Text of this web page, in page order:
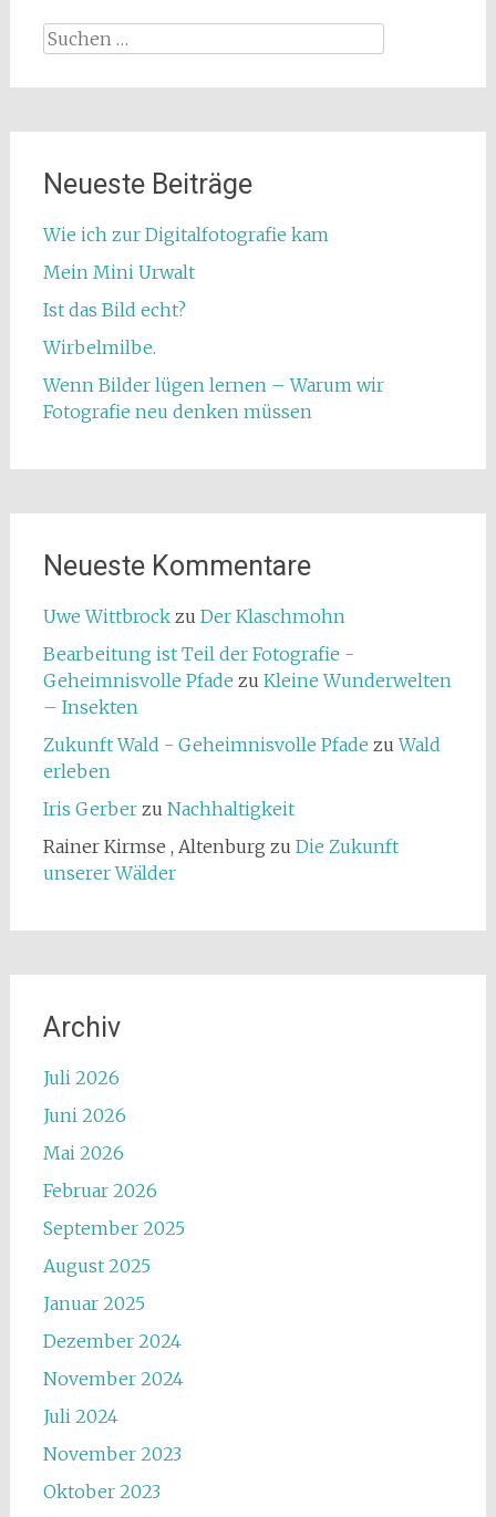
Suchen
Neueste Beiträge
Wie ich zur Digitalfotografie kam
Mein Mini Urwalt
Ist das Bild echt?
Wirbelmilbe.
Wenn Bilder lügen lernen – Warum wir
Fotografie neu denken müssen
Neueste Kommentare
Uwe Wittbrockzu Der Klaschmohn
Bearbeitung ist Teil der Fotografie -
Geheimnisvolle Pfade zu Kleine Wunderwelten
– Insekten
Zukunft Wald - Geheimnisvolle Pfade zuWald
erleben
Iris Gerberzu Nachhaltigkeit
Rainer Kirmse , Altenburg zu Die Zukunft
unserer Wälder
Archiv
Juli 2026
Juni 2026
Mai 2026
Februar 2026
September 2025
August 2025
Januar 2025
Dezember 2024
November 2024
Juli 2024
November 2023
Oktober 2023